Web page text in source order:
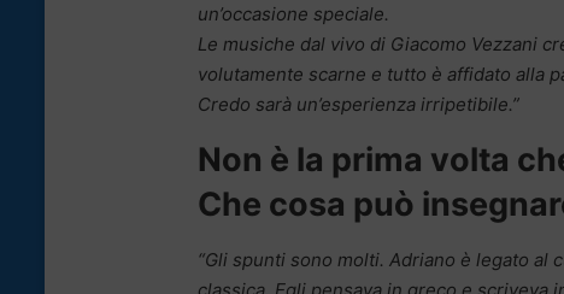
un’occasione speciale.
Le musiche dal vivo di Giacomo Vezzani
volutamente scarne e tutto è affidato alla
Credo sarà un’esperienza irripetibile.”
Non è la prima volta
Che cosa può
“Gli spunti sono molti. Adriano è legato al